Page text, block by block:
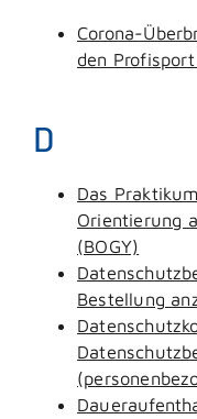
Corona-
den
D
Das
Orientierung
(BOGY)
Bestellung